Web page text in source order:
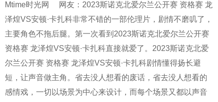
Mtime时光网
网友：2023斯诺克北爱尔兰公开赛 资格赛 龙
泽煌VS安顿·卡扎科非常不错的一部伦理片，剧情不磨叽了，
主要角色不拖后腿。第一次看到2023斯诺克北爱尔兰公开赛
资格赛 龙泽煌VS安顿·卡扎科直接就爱了。2023斯诺克北爱
尔兰公开赛 资格赛 龙泽煌VS安顿·卡扎科剧情懂得扬长避
短，让声音做主角。省去没人想看的废话，省去没人想看的
感情戏，一切以场景为中心来设计，而每个场景又都以声音